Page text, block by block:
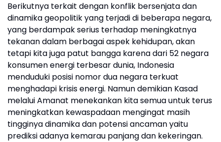
Berikutnya terkait dengan konflik bersenjata dan
dinamika geopolitik yang terjadi di beberapa negara,
yang berdampak serius terhadap meningkatnya
tekanan dalam berbagai aspek kehidupan, akan
tetapi kita juga patut bangga karena dari 52 negara
konsumen energi terbesar dunia, Indonesia
menduduki posisi nomor dua negara terkuat
menghadapi krisis energi. Namun demikian Kasad
melalui Amanat menekankan kita semua untuk terus
meningkatkan kewaspadaan mengingat masih
tingginya dinamika dan potensi ancaman yaitu
prediksi adanya kemarau panjang dan kekeringan.